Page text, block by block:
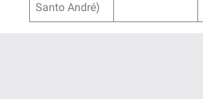
Santo André)